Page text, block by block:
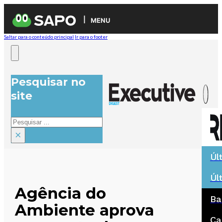
MENU
Saltar para o conteúdo principal Ir para o footer
Pesquisar no
site
Pesquisar
×
Agência do
Ambiente aprova